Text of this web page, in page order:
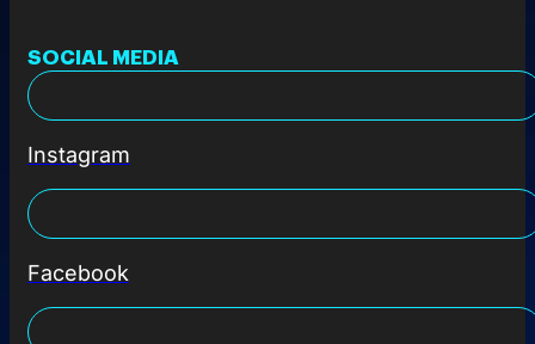
SOCIAL MEDIA
Instagram
Facebook